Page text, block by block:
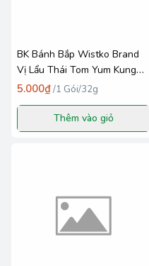
BK Bánh Bắp Wistko Brand
Vị Lẩu Thái Tom Yum Kung
Gói 30g _ European Snack
5.000₫/1 Gói/32g
Thêm vào giỏ